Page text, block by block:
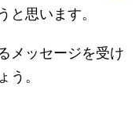
と思います。
メッセージを受け
う。